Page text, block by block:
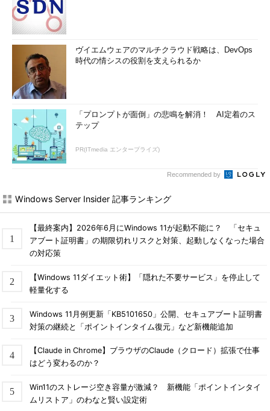
ーションがあると、ケーブルを抜いたとたんにTCPやUDPのソケ
ットが無効化され、上位アプリケーションには通信エラーが伝え
られる。例えばメールの送受信処理中やInternet Explorerなどを
使ったブラウズの途中でケーブルを抜くと、それらのアプリケー
ションはエラーを起こし、終了してしまうことになる。ファイル
の転送やFTPによる送受信処理などもエラーとなるだろう。
スなどは、通信が一時途絶えたとしても、何度か自動的にリトラ
イを行うようになっている（IPアドレスが変わっても問題な
い）。またメールを始めとして、Windows上のアプリケーション
は、実際に送受信中でなければIPアドレスが変わったりしてもエ
ラーとはならないものが多いし、ユーザーが明示的に再処理（再
い。
このような事情があるため、ネットワークケーブルの抜き差し
によるデフォルトルートの変更は、まったく問題がないとはいえ
ないが、現実的にはかなりの場面で有効に使えると思われる（特
らかに）発生しているときにケーブルを抜き差しするのは問題だ
が、システムがアイドル状態（外部との通信が行われていない状
態）ならば構わないだろう。あえていうならば、システムをサス
ペンドやリジュームするような感覚で（これらを行う場合は、何
■この記事と関連性の高い別の記事
安全な来客専用の無線LAN環境を構築する（バッファロ
ヴイエムウェアのマルチクラウド戦略は、DevOps
時代の情シスの役割を支えられるか
「プロンプトが面倒」の悲鳴を解消！ AI定着のス
テップ
PR(ITmedia エンタープライズ)
Recommended by
Windows Server Insider 記事ランキング
【最終案内】2026年6月にWindows 11が起動不能に？ 「セキュ
アブート証明書」の期限切れリスクと対策、起動しなくなった場合
の対応策
【Windows 11ダイエット術】「隠れた不要サービス」を停止して
軽量化する
Windows 11月例更新「KB5101650」公開、セキュアブート証明書
対策の継続と「ポイントインタイム復元」など新機能追加
【Claude in Chrome】ブラウザのClaude（クロード）拡張で仕事
はどう変わるのか？
Win11のストレージ空き容量が激減？ 新機能「ポイントインタイ
ムリストア」のわなと賢い設定術